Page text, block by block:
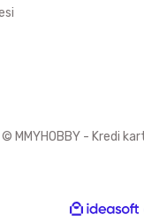
MMYHOBBY - Kredi